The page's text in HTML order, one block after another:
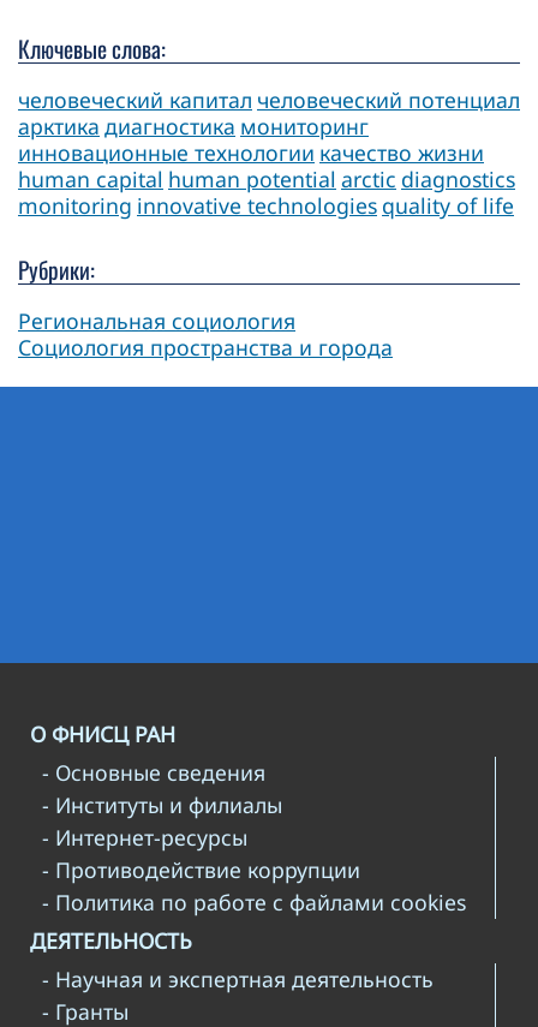
Ключевые слова:
человеческий капитал человеческий потенциал
арктика диагностика мониторинг
инновационные технологии качество жизни
human capital human potential arctic diagnostics
monitoring innovative technologies quality of life
Рубрики:
Региональная социология
Социология пространства и города
О ФНИСЦ РАН
- Основные сведения
- Институты и филиалы
- Интернет-ресурсы
- Противодействие коррупции
- Политика по работе с файлами cookies
ДЕЯТЕЛЬНОСТЬ
- Научная и экспертная деятельность
- Гранты